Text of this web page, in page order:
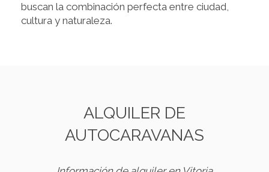
buscan la combinación perfecta entre ciudad,
cultura y naturaleza.
ALQUILER DE
AUTOCARAVANAS